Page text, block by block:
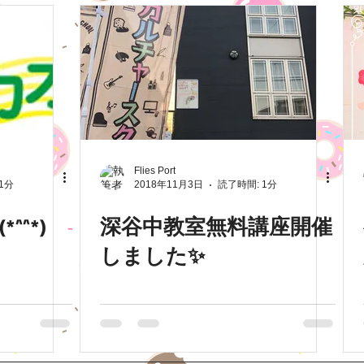
分
Flies Port
2018年11月3日
読了時間: 1分
深谷中教室無料講座開催
しました✨